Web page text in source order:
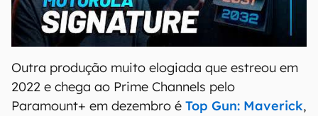
Outra produção muito elogiada que estreou em
2022 e chega ao Prime Channels pelo
Paramount+ em dezembro é Top Gun: Maverick,